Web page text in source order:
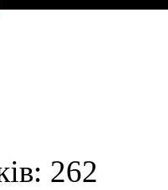
262